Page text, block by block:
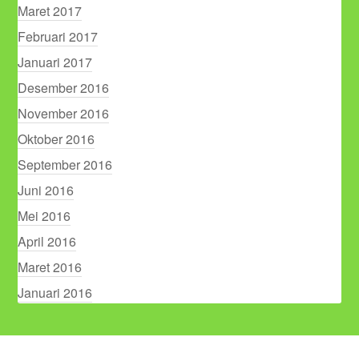
Maret 2017
Februari 2017
Januari 2017
Desember 2016
November 2016
Oktober 2016
September 2016
Juni 2016
Mei 2016
April 2016
Maret 2016
Januari 2016